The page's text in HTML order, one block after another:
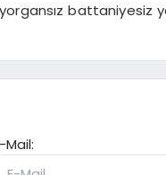
battaniyesiz
Mail: